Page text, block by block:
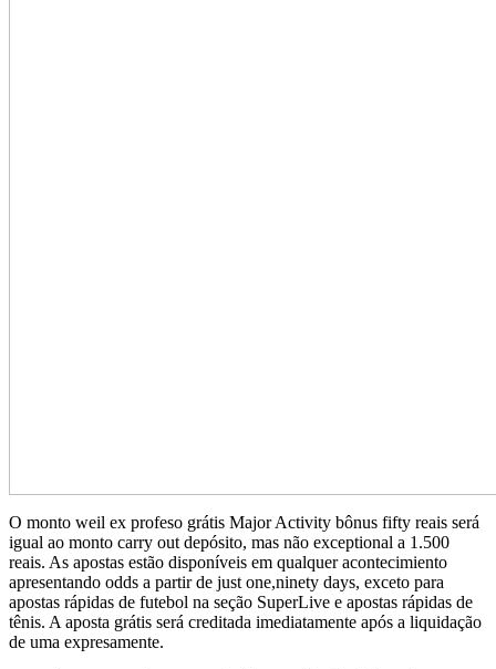
O monto weil ex profeso grátis Major Activity bônus fifty reais será
igual ao monto carry out depósito, mas não exceptional a 1.500
reais. As apostas estão disponíveis em qualquer acontecimiento
apresentando odds a partir de just one,ninety days, exceto para
apostas rápidas de futebol na seção SuperLive e apostas rápidas de
tênis. A aposta grátis será creditada imediatamente após a liquidação
de uma expresamente.